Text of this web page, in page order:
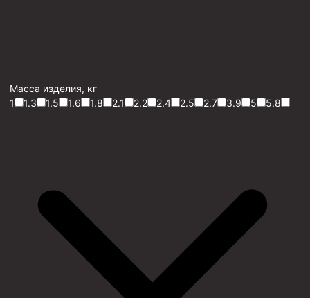
Масса изделия, кг
1
1.3 1.5 1.6 1.8 2.1 2.2 2.4 2.5 2.7 3.9 5 5.8